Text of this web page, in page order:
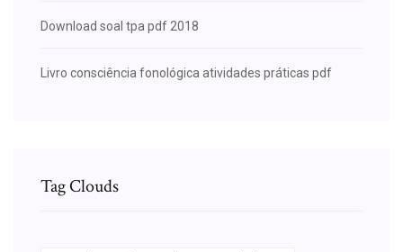
Download soal tpa pdf 2018
Livro consciência fonológica atividades práticas pdf
Tag Clouds